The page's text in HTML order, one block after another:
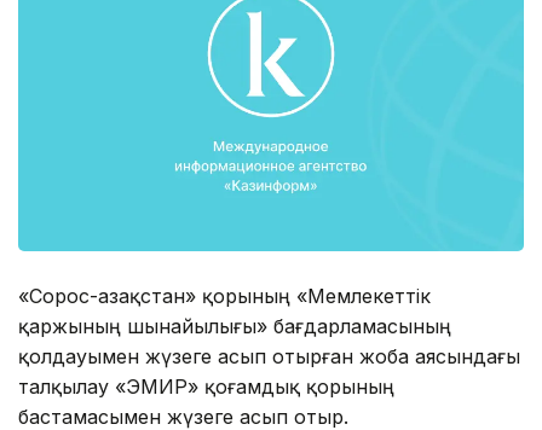
«Сорос-Қазақстан» қорының «Мемлекеттік
қаржының шынайылығы» бағдарламасының
қолдауымен жүзеге асып отырған жоба аясындағы
талқылау «ЭМИР» қоғамдық қорының
бастамасымен жүзеге асып отыр.